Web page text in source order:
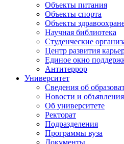
Объекты питания
Объекты спорта
Объекты
Научная библиотека
Студенческие
Центр развития
Единое окно
Антитеррор
Университет
Сведения об
Новости и объявления
Об университете
Ректорат
Подразделения
Программы вуза
Документы